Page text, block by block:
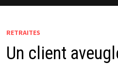
RETRAITES
Un client